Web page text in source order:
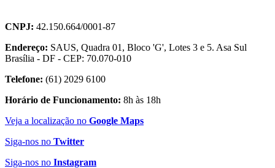
CNPJ: 42.150.664/0001-87
Endereço: SAUS, Quadra 01, Bloco 'G', Lotes 3 e 5. Asa Sul
Brasília - DF - CEP: 70.070-010
Telefone: (61) 2029 6100
Horário de Funcionamento: 8h às 18h
Veja a localização no Google Maps
Siga-nos no Twitter
Siga-nos no Instagram